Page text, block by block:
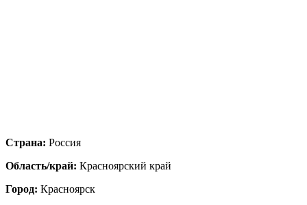
Страна: Россия
Область/край: Красноярский край
Город: Красноярск